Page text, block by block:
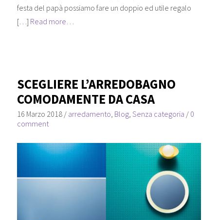
festa del papà possiamo fare un doppio ed utile regalo
[…] Read more…
SCEGLIERE L’ARREDOBAGNO
COMODAMENTE DA CASA
16 Marzo 2018/ arredamento, Blog, Senza categoria / 0
comment